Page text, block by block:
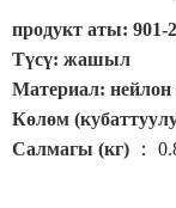
продукт аты: 901-
Түсү: жашыл
Материал: нейлон
Көлөм
Салмагы (кг)
：